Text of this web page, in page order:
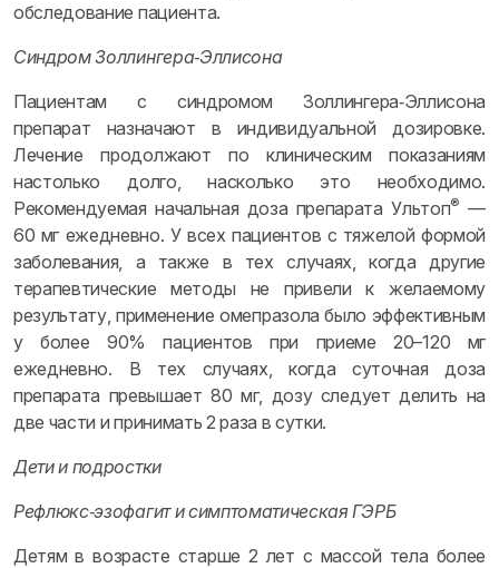
обследование пациента.
Синдром Золлингера‑Эллисона
Пациентам с синдромом Золлингера‑Эллисона
препарат назначают в индивидуальной дозировке.
Лечение продолжают по клиническим показаниям
настолько долго, насколько это необходимо.
Рекомендуемая начальная доза препарата Ультоп® —
60 мг ежедневно. У всех пациентов с тяжелой формой
заболевания, а также в тех случаях, когда другие
терапевтические методы не привели к желаемому
результату, применение омепразола было эффективным
у более 90% пациентов при приеме 20–120 мг
ежедневно. В тех случаях, когда суточная доза
препарата превышает 80 мг, дозу следует делить на
две части и принимать 2 раза в сутки.
Дети и подростки
Рефлюкс‑эзофагит и симптоматическая ГЭРБ
Детям в возрасте старше 2 лет с массой тела более